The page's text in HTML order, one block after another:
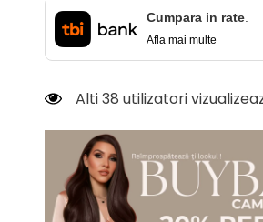
Cumpara in rate.
Afla mai multe
Alti 38 utilizatori